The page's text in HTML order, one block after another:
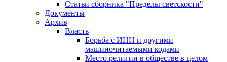
Статьи сборника "Пределы светскости"
Документы
Архив
Власть
Борьба с ИНН и другими
машиночитаемыми кодами
Место религии в обществе в целом